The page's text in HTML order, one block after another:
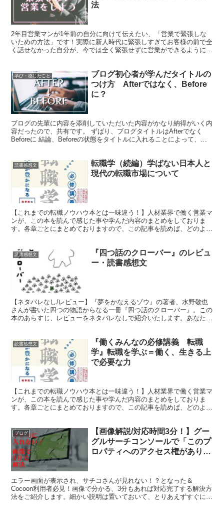
法
2年目営業マンが1年前の自分に向けて伝えたい、「営業で緊張しな
いための方法」です！実際に新人時代に緊張しすぎてお客様の前で全
く話せなかった自分が、今では全く緊張せずに営業ができるようにな
学び・感じたこと
ブログ初心者が学んだタイトルの
つけ方 Afterではなく、Before
に？
ブログの先輩に内容を添削していただいた内容がかなり納得がいく内
容だったので、共有です。 ずばり、ブログタイトルはAfterでなく
Beforeに 結論、Beforeの状態をタイトルに入れることによって、興
読書感想文
転職学（続編）学ばない日本人と
現代の転職市場について
【これまでの転職ノウハウ本とは一味違う！】人材業界で働く営業マ
ンが、この本を読んで感じた事や学んだ内容のまとめをしておりま
す。各章ごとにまとめておりますので、この記事を読めば、どのよう
読書感想文
『四つ話のクローバー』のレビュ
ー・読書感想文
【ネタバレなし/レビュー】『夢をかなえるゾウ』の著者、水野敬也
さんが書いた四つの物語からなる一冊『四つ話のクローバー』。この
本のあらすじ、レビューをネタバレなしで紹介いたします。あなたの
読書感想文
『働くみんなの必修講義 転職
学』転職を学ぶ＝働く、生きる上
で必要な力
【これまでの転職ノウハウ本とは一味違う！】人材業界で働く営業マ
ンが、この本を読んで感じた事や学んだ内容のまとめをしておりま
す。各章ごとにまとめておりますので、この記事を読めば、どのよう
ブログ
【画像解説/対応時間3分！】グー
グルサーチコンソールで「このプ
ロパティへのアクセス権がありま
エラー画面が表示され、サチコさんが見れない！？となった＆
Cocoon利用者必見！画像で分かる、3分もあれば対応完了する解決方
法をご紹介します。細かい説明は置いておいて、とりあえずすぐに直